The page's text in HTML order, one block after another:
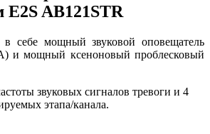
E2S AB121STR
в себе мощный звуковой оповещатель
и мощный ксеноновый проблесковый
звуковых сигналов тревоги и 4
этапа/канала.